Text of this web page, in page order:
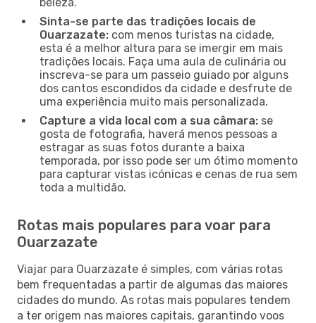
Sinta-se parte das tradições locais de
Ouarzazate: com menos turistas na cidade,
esta é a melhor altura para se imergir em mais
tradições locais. Faça uma aula de culinária ou
inscreva-se para um passeio guiado por alguns
dos cantos escondidos da cidade e desfrute de
uma experiência muito mais personalizada.
Capture a vida local com a sua câmara: se
gosta de fotografia, haverá menos pessoas a
estragar as suas fotos durante a baixa
temporada, por isso pode ser um ótimo momento
para capturar vistas icónicas e cenas de rua sem
toda a multidão.
Rotas mais populares para voar para
Ouarzazate
Viajar para Ouarzazate é simples, com várias rotas
bem frequentadas a partir de algumas das maiores
cidades do mundo. As rotas mais populares tendem
a ter origem nas maiores capitais, garantindo voos